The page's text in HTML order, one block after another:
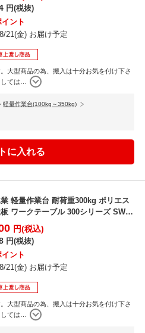
円(税抜)
イント
21(金) お届け予定
大型商品の為、搬入は十分お気を付け下さ
ては
軽量作業台(100kg～350kg)
軽量作業台 耐荷重300kg ポリエス
ワークテーブル 300シリーズ SWP-
円(税込)
円(税抜)
イント
21(金) お届け予定
大型商品の為、搬入は十分お気を付け下さ
ては